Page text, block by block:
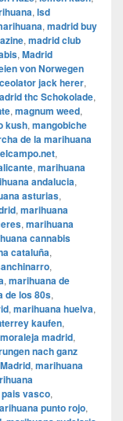
, lsd
, madrid buy
, madrid club
, Madrid
von Norwegen
jack herer,
thc Schokolade,
, magnum weed,
kush, mangobiche
de la marihuana
,
, marihuana
andalucia,
asturias,
, marihuana
, marihuana
cannabis
cataluña,
,
, marihuana de
de los 80s,
, marihuana huelva,
kaufen,
madrid,
nach ganz
, marihuana
vasco,
punto rojo,